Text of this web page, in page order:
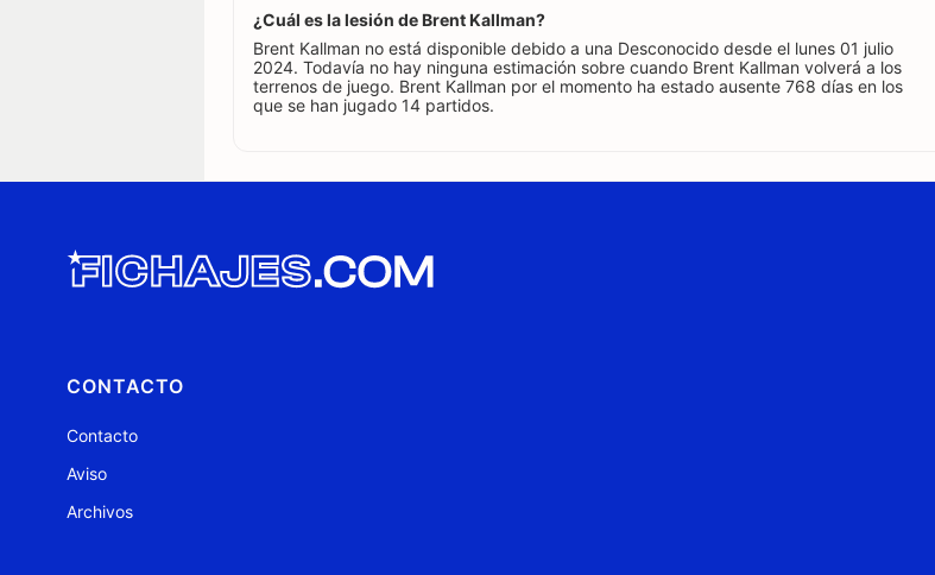
¿Cuál es la lesión de Brent Kallman?
Brent Kallman no está disponible debido a una Desconocido desde el lunes 01 julio
2024. Todavía no hay ninguna estimación sobre cuando Brent Kallman volverá a los
terrenos de juego. Brent Kallman por el momento ha estado ausente 768 días en los
que se han jugado 14 partidos.
CONTACTO
Contacto
Aviso
Archivos